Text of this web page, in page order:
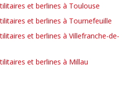
et berlines à Toulouse
et berlines à Tournefeuille
et berlines à Villefranche-de-
et berlines à Millau